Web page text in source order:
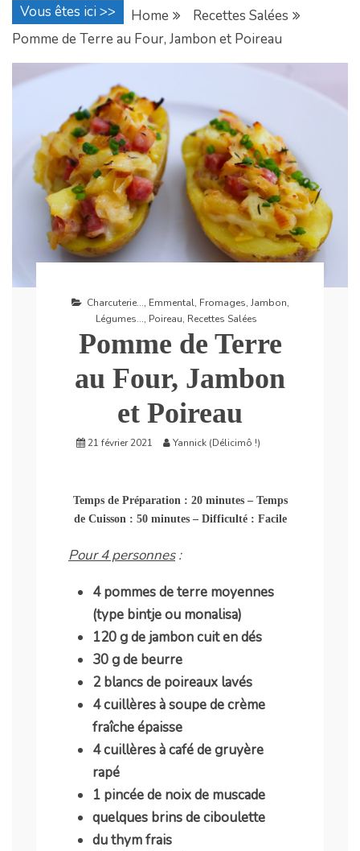
Vous êtes ici >> Home
Recettes Salées
Pomme de Terre au Four, Jambon et Poireau
Charcuterie..., Emmental, Fromages, Jambon,
Légumes..., Poireau, Recettes Salées
Pomme de Terre
au Four, Jambon
et Poireau
21 février 2021 Yannick (Délicimô !)
Temps de Préparation : 20 minutes – Temps
de Cuisson : 50 minutes – Difficulté : Facile
Pour 4 personnes:
4 pommes de terre moyennes
(type bintje ou monalisa)
120 g de jambon cuit en dés
30 g de beurre
2 blancs de poireaux lavés
4 cuillères à soupe de crème
fraîche épaisse
4 cuillères à café de gruyère
rapé
1 pincée de noix de muscade
quelques brins de ciboulette
du thym frais